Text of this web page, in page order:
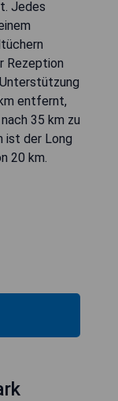
Jedes
Rezeption
entfernt,
35 km zu
ist der Long
20 km.